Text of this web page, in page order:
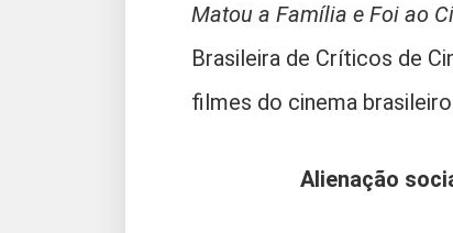
Matou a Família e Foi ao
Brasileira de Críticos de
filmes do cinema
Alienação